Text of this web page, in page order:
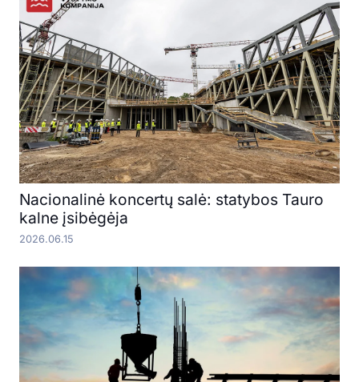
Nacionalinė koncertų salė: statybos Tauro
kalne įsibėgėja
2026.06.15